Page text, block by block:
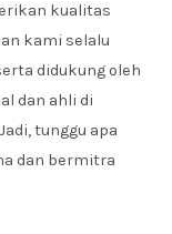
kualitas
kami selalu
didukung oleh
dan ahli di
tunggu apa
dan bermitra